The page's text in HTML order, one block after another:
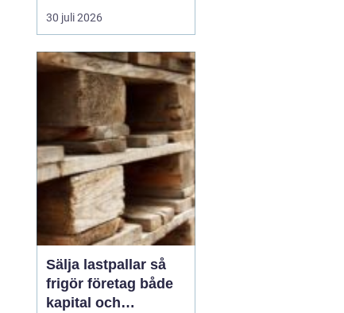
företag som söker att
förhöja sina produkter
bilder. Oavsett om det
handlar om e-handel,
tryckmaterial eller digital
markna...
30 juli 2026
Sälja lastpallar så
frigör företag både
kapital och